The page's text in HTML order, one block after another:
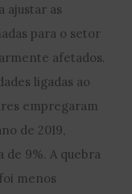
ajustar as
para o setor
afetados.
ligadas ao
empregaram
de 2019,
9%. A quebra
menos